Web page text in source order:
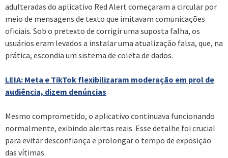
adulteradas do aplicativo Red Alert começaram a circular por
meio de mensagens de texto que imitavam comunicações
oficiais. Sob o pretexto de corrigir uma suposta falha, os
usuários eram levados a instalar uma atualização falsa, que, na
prática, escondia um sistema de coleta de dados.
LEIA: Meta e TikTok flexibilizaram moderação em prol de
audiência, dizem denúncias
Mesmo comprometido, o aplicativo continuava funcionando
normalmente, exibindo alertas reais. Esse detalhe foi crucial
para evitar desconfiança e prolongar o tempo de exposição
das vítimas.